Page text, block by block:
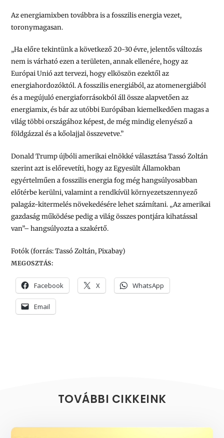
Az energiamixben továbbra is a fosszilis energia vezet,
toronymagasan.
„Ha előre tekintünk a következő 20-30 évre, jelentős változás
nem is várható ezen a területen, annak ellenére, hogy az
Európai Unió azt tervezi, hogy elköszön ezektől az
energiahordozóktól. A fosszilis energiából, az atomenergiából
és a megújuló energiaforrásokból áll össze alapvetően az
energiamix, és bár az utóbbi Európában kiemelkedően magas a
világ többi országához képest, de még mindig elenyésző a
földgázzal és a kőolajjal összevetve.”
Donald Trump újbóli amerikai elnökké választása Tassó Zoltán
szerint azt is előrevetíti, hogy az Egyesült Államokban
egyértelműen a fosszilis energia fog még hangsúlyosabban
előtérbe kerülni, valamint a rendkívül környezetszennyező
palagáz-kitermelés növekedésére lehet számítani. „Az amerikai
gazdaság működése pedig a világ összes pontjára kihatással
van”– hangsúlyozta a szakértő.
Fotók (forrás: Tassó Zoltán, Pixabay)
MEGOSZTÁS:
Facebook X WhatsApp
Email
TOVÁBBI CIKKEINK